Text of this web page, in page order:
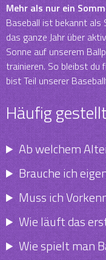
Mehr als nur ein
Baseball ist bekannt als
das ganze Jahr über
Sonne auf unserem
trainieren. So bleibst du
bist Teil unserer
Häufig
Ab welchem
Brauche ich
Muss ich
Wie läuft das
Wie spielt man